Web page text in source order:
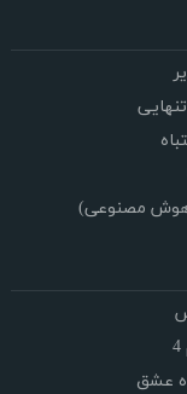
(هوش مصنوعی)
عشق